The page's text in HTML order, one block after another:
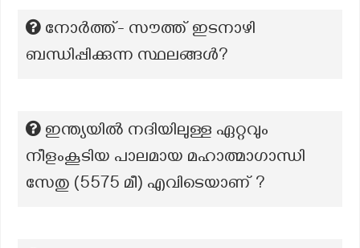
നോർത്ത്- സൗത്ത് ഇടനാഴി
ബന്ധിപ്പിക്കുന്ന സ്ഥലങ്ങൾ?
ഇന്ത്യയിൽ നദിയിലുള്ള ഏറ്റവും
നീളംകൂടിയ പാലമായ മഹാത്മാഗാന്ധി
സേതു (5575 മീ) എവിടെയാണ് ?